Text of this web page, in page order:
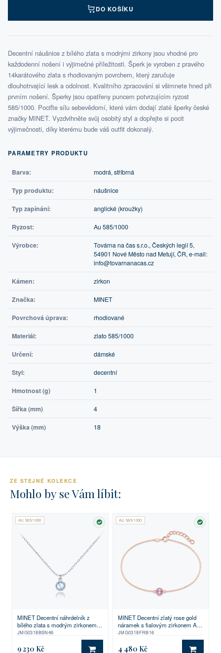
DO KOŠÍKU
Decentní náušnice z bílého zlata s modrými zirkony jsou vhodné pro
každodenní nošení i výjimečné příležitosti. Šperk je vyroben z pravého
14karátového zlata s rhodiovaným povrchem, který zaručuje
dlouhotrvající lesk a odolnost. Kvalitního zpracování si všimnete hned při
prvním nošení. Šperky jsou opatřeny puncem potvrzujícím ryzost
585/1000. Pociťte sílu sebevědomí, které vám dodají zlaté šperky české
značky MINET. Vyzdvihněte svůj osobitý styl a dopřejte si pocit
výjimečnosti, díky kterému bude váš outfit dokonalý.
PARAMETRY PRODUKTU
Barva: modrá, stříbrná
Typ produktu: náušnice
Typ zapínání: anglické (kroužky)
Ryzost: Au 585/1000
Výrobce:
Továrna na čas s.r.o., Českých legií 5,
54901 Nové Město nad Metují, ČR, e-mail:
info@tovarnanacas.cz
Kámen: zirkon
Značka: MINET
Povrchová úprava: rhodiované
Materiál: zlato 585/1000
Určení: dámské
Styl: decentní
Hmotnost (g) 1
Šířka (mm) 4
Výška (mm) 18
ZE STEJNÉ KOLEKCE
Mohlo by se Vám líbit:
AU 585/1000
SKLADEM
MINET Decentní náhrdelník z
bílého zlata s modrým zirkonem
Au 585/1000 1,55g
JMG0318BSN46
9 230 Kč
AU 585/1000
MINET Decentní zlatý rose gold
náramek s fialovým zirkonem Au
585/1000 0,75g
JMG0318FRB16
4 480 Kč